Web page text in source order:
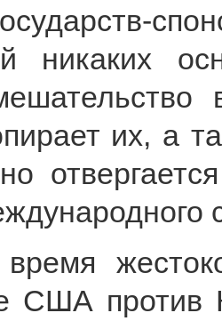
никаких
их, а
США против